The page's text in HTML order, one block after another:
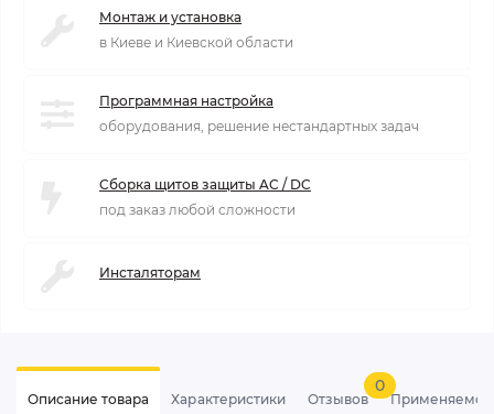
Монтаж и установка
в Киеве и Киевской области
Программная настройка
оборудования, решение нестандартных задач
Сборка щитов защиты AC / DC
под заказ любой сложности
Инсталяторам
Описание товара Характеристики Отзывов
0